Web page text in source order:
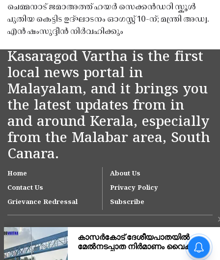
ചെമ്മനാട് ജമാഅത്ത് ഹയർ സെക്കൻഡറി സ്കൂൾ
പുതിയ കെട്ടിട ഉദ്ഘാടനം ഓഗസ്റ്റ് 10-ന്; മന്ത്രി അഡ്വ.
എൻ ഷംസുദ്ദീൻ നിർവഹിക്കും
Kasaragod Vartha is the first
local news portal in
Malayalam, and it brings you
the latest updates from in
and around Kerala, especially
from the Malabar area, South
Canara.
Home
About Us
Contact Us
Privacy Policy
Grievance Redressal
Subscribe
യുഎഇയിൽ വ്യാപാര
സ്ഥാപനങ്ങൾക്ക് ഇ-